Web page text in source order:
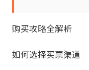
购买攻略全解析
如何选择买票渠道